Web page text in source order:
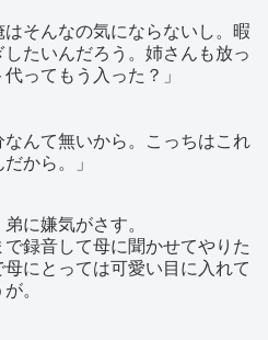
はそんなの気にならないし。暇
たいんだろう。姉さんも放っ
ってもう入った？」
なんて無いから。こっちはこれ
から。」
に嫌気がさす。
録音して母に聞かせてやりた
にとっては可愛い目に入れて
。